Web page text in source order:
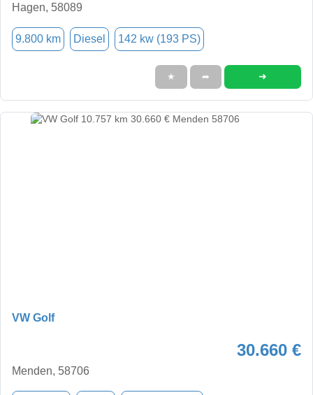
Hagen, 58089
9.800 km Diesel 142 kw (193 PS)
★ ➦ ➜
VW Golf
30.660 €
Menden, 58706